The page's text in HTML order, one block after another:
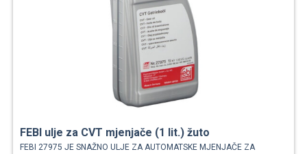
FEBI ulje za CVT mjenjače (1 lit.) žuto
FEBI 27975 JE SNAŽNO ULJE ZA AUTOMATSKE MJENJAČE ZA